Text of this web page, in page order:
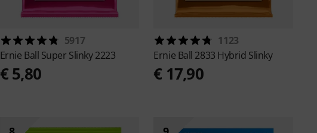
5917
Ernie Ball Super Slinky 2223
€ 5,80
1123
Ernie Ball 2833 Hybrid Slinky
€ 17,90